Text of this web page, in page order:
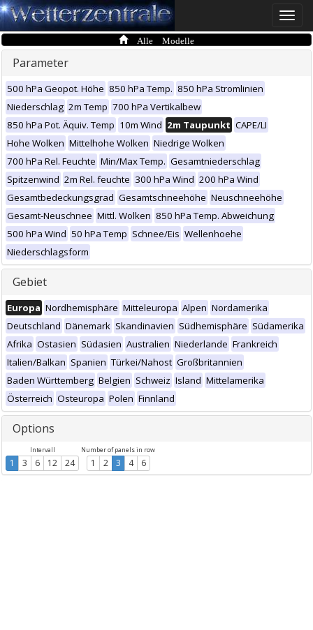
Toggle
Alle Modelle
Parameter
500 hPa Geopot. Höhe 850 hPa Temp. 850 hPa Stromlinien
Niederschlag 2m Temp 700 hPa Vertikalbew
850 hPa Pot. Äquiv. Temp 10m Wind 2m Taupunkt CAPE/LI
Hohe Wolken Mittelhohe Wolken Niedrige Wolken
700 hPa Rel. Feuchte Min/Max Temp. Gesamtniederschlag
Spitzenwind 2m Rel. feuchte 300 hPa Wind 200 hPa Wind
Gesamtbedeckungsgrad Gesamtschneehöhe Neuschneehöhe
Gesamt-Neuschnee Mittl. Wolken 850 hPa Temp. Abweichung
500 hPa Wind 50 hPa Temp Schnee/Eis Wellenhoehe
Niederschlagsform
Gebiet
Europa Nordhemisphäre Mitteleuropa Alpen Nordamerika
Deutschland Dänemark Skandinavien Südhemisphäre Südamerika
Afrika Ostasien Südasien Australien Niederlande Frankreich
Italien/Balkan Spanien Türkei/Nahost Großbritannien
Baden Württemberg Belgien Schweiz Island Mittelamerika
Österreich Osteuropa Polen Finnland
Options
Intervall
1 3 6 12 24
Number of panels in row
1 2 3 4 6